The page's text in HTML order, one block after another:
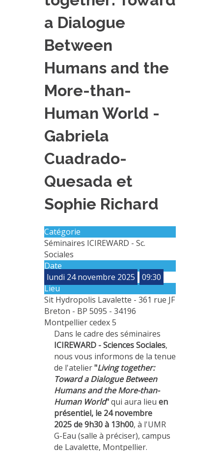
PLATEFORMES EXPÉRIMENTALES
IMPLANTATIONS GÉOGRAPHIQUES
PROJETS EN COURS
PROJETS TERMINÉS
SÉMINAIRES RÉGULIERS
FORMATION
MASTER
INGÉNIEUR
FORMATION CONTINUE
THÈSES EN COURS
MÉTHODES ET OUTILS
LOGICIELS
PUBLICATIONS SUR HAL
THÈSES
WORKING PAPERS
NOTES THÉMATIQUES
NOS TRAVAUX EN VIDÉO
a Dialogue
Between
Humans and the
More-than-
Human World -
Gabriela
Cuadrado-
Quesada et
Sophie Richard
Catégorie
Séminaires ICIREWARD - Sc.
Sociales
Date
lundi 24 novembre 2025
09:30
Lieu
Sit Hydropolis Lavalette - 361 rue JF
Breton - BP 5095 - 34196
Montpellier cedex 5
Dans le cadre des séminaires
ICIREWARD - Sciences Sociales,
nous vous informons de la tenue
de l'atelier"Living together:
Toward a Dialogue Between
Humans and the More-than-
Human World"qui aura lieu en
présentiel, le 24 novembre
2025de 9h30 à 13h00, à l'UMR
G-Eau (salle à préciser), campus
de Lavalette, Montpellier.